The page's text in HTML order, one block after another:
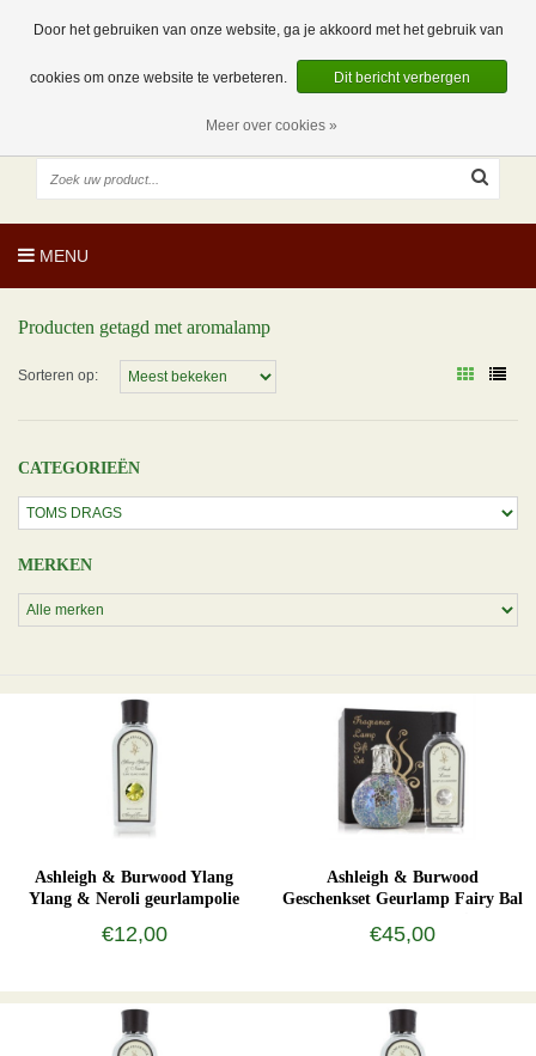
0 Artikelen
NL
EUR
MENU
Producten getagd met aromalamp
Sorteren op:
CATEGORIEËN
MERKEN
Ashleigh & Burwood Ylang
Ylang & Neroli geurlampolie
€12,00
Ashleigh & Burwood
Geschenkset Geurlamp Fairy Bal
€45,00
Door het gebruiken van onze website, ga je akkoord met het gebruik van
cookies om onze website te verbeteren. Dit bericht verbergen
Meer over cookies »